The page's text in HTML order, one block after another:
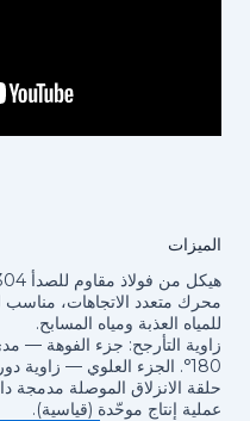
الميزات
هيكل من فولاذ مقاوم للصدأ 304
محرك متعدد الاتجاهات، مناسب
للمياه العذبة ومياه المسابح.
زاوية التأرجح: جزء الفوهة — مدى
180°. الجزء العلوي — زاوية دوران حتى 360°.
حلقة الانزلاق الموصلة مدمجة داخل
عملية إنتاج موحّدة (قياسية).